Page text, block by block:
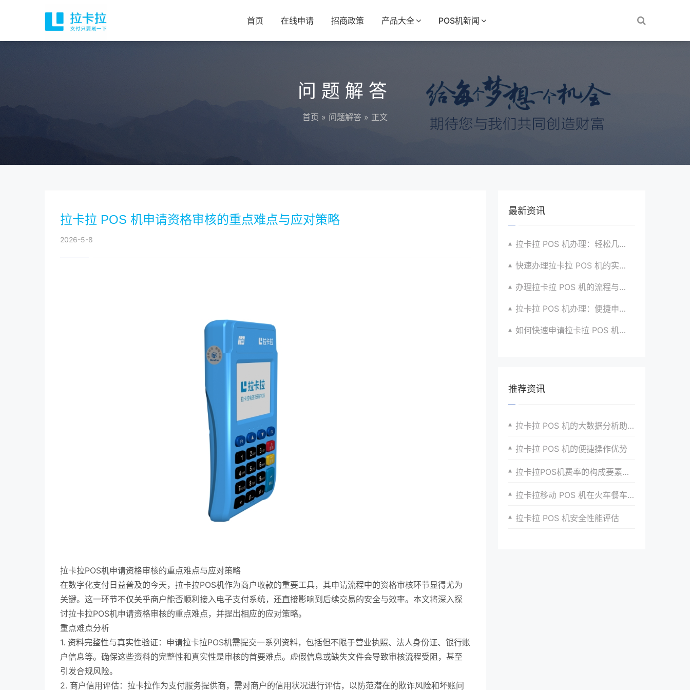
首页 在线申请 招商政策 产品大全 POS机新闻
问题解答
首页 » 问题解答 » 正文
拉卡拉 POS 机申请资格审核的重点难点与应对策略
2026-5-8
拉卡拉POS机申请资格审核的重点难点与应对策略
在数字化支付日益普及的今天，拉卡拉POS机作为商户收款的重要工具，其申请流程中的资格审核环节显得尤为
关键。这一环节不仅关乎商户能否顺利接入电子支付系统，还直接影响到后续交易的安全与效率。本文将深入探
讨拉卡拉POS机申请资格审核的重点难点，并提出相应的应对策略。
重点难点分析
1. 资料完整性与真实性验证：申请拉卡拉POS机需提交一系列资料，包括但不限于营业执照、法人身份证、银行账
户信息等。确保这些资料的完整性和真实性是审核的首要难点。虚假信息或缺失文件会导致审核流程受阻，甚至
引发合规风险。
2. 商户信用评估：拉卡拉作为支付服务提供商，需对商户的信用状况进行评估，以防范潜在的欺诈风险和坏账问
最新资讯
拉卡拉 POS 机办理：轻松几步，实现便捷收款啦
快速办理拉卡拉 POS 机的实用方法全知道
办理拉卡拉 POS 机的流程与技巧总结大公开
拉卡拉 POS 机办理：便捷申请，快速到账超安心
如何快速申请拉卡拉 POS 机？经验分享超有用
推荐资讯
拉卡拉 POS 机的大数据分析助力商业决策
拉卡拉 POS 机的便捷操作优势
拉卡拉POS机费率的构成要素及计算方法
拉卡拉移动 POS 机在火车餐车的便捷支付体验
拉卡拉 POS 机安全性能评估